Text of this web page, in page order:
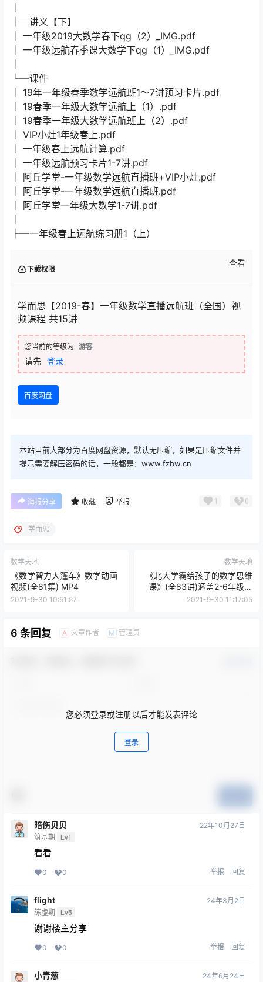
├─讲义【下】
│ 一年级2019大数学春下qg（2）_IMG.pdf
│ 一年级远航春季课大数学下qg（1）_IMG.pdf
└─课件
│ 19年一年级春季数学远航班1～7讲预习卡片.pdf
│ 19春季一年级大数学远航上（1）.pdf
│ 19春季一年级大数学远航班上（2）.pdf
│ VIP小灶1年级春上.pdf
│ 一年级春上远航计算.pdf
│ 一年级远航预习卡片1-7讲.pdf
│ 阿丘学堂-一年级数学远航直播班+VIP小灶.pdf
│ 阿丘学堂-一年级数学远航直播班.pdf
│ 阿丘学堂一年级大数学1-7讲.pdf
├─一年级春上远航练习册1（上）
下载权限
查看
学而思【2019-春】一年级数学直播远航班（全国）视
频课程 共15讲
您当前的等级为 游客
请先 登录
百度网盘
本站目前大部分为百度网盘资源，默认无压缩，如果是压缩文件并
提示需要解压密码的话，一般都是：www.fzbw.cn
海报分享 收藏 举报 1 0
学而思
数学天地
《数学智力大篷车》数学动画
视频(全81集) MP4
2021-9-30 10:51:57
数学天地
《北大学霸给孩子的数学思维
课》(全83讲)涵盖2-6年级数
学重难点题型
2021-9-30 11:17:05
6 条回复 A 文章作者 M 管理员
您必须登录或注册以后才能发表评论
登录
暗伤贝贝
筑基期 Lv1
22年10月27日
看看
0 0 举报 回复
flight
练虚期 Lv5
24年3月2日
谢谢楼主分享
0 0 举报 回复
小青葱 24年6月24日